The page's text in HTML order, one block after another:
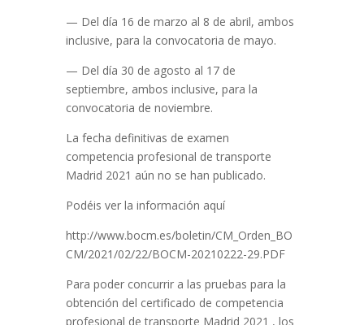
— Del día 16 de marzo al 8 de abril, ambos
inclusive, para la convocatoria de mayo.
— Del día 30 de agosto al 17 de
septiembre, ambos inclusive, para la
convocatoria de noviembre.
La fecha definitivas de examen
competencia profesional de transporte
Madrid 2021 aún no se han publicado.
Podéis ver la información aquí
http://www.bocm.es/boletin/CM_Orden_BO
CM/2021/02/22/BOCM-20210222-29.PDF
Para poder concurrir a las pruebas para la
obtención del certificado de competencia
profesional de transporte Madrid 2021 , los